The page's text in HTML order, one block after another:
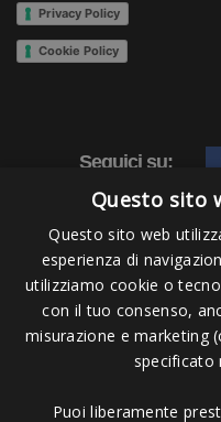
Privacy Policy
Cookie Policy
Seguici su:
Questo sito
Questo sito web
esperienza di
utilizziamo cookie o
con il tuo consenso,
misurazione e marketing
specificato
Puoi liberamente